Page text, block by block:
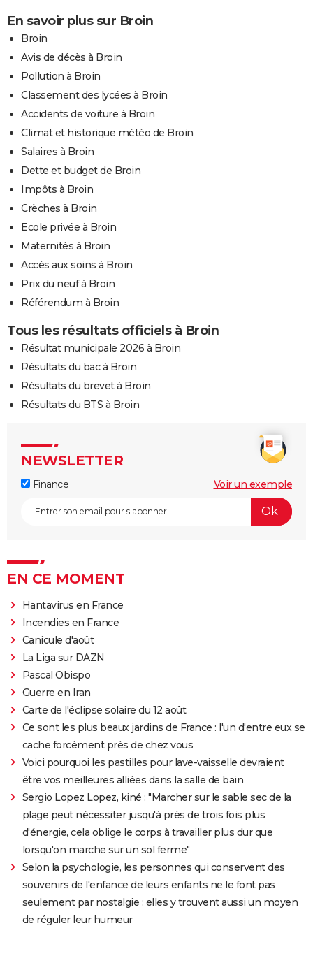
En savoir plus sur Broin
Broin
Avis de décès à Broin
Pollution à Broin
Classement des lycées à Broin
Accidents de voiture à Broin
Climat et historique météo de Broin
Salaires à Broin
Dette et budget de Broin
Impôts à Broin
Crèches à Broin
Ecole privée à Broin
Maternités à Broin
Accès aux soins à Broin
Prix du neuf à Broin
Référendum à Broin
Tous les résultats officiels à Broin
Résultat municipale 2026 à Broin
Résultats du bac à Broin
Résultats du brevet à Broin
Résultats du BTS à Broin
NEWSLETTER
Finance Voir un exemple
EN CE MOMENT
Hantavirus en France
Incendies en France
Canicule d'août
La Liga sur DAZN
Pascal Obispo
Guerre en Iran
Carte de l'éclipse solaire du 12 août
Ce sont les plus beaux jardins de France : l'un d'entre eux se
cache forcément près de chez vous
Voici pourquoi les pastilles pour lave-vaisselle devraient
être vos meilleures alliées dans la salle de bain
Sergio Lopez Lopez, kiné : "Marcher sur le sable sec de la
plage peut nécessiter jusqu'à près de trois fois plus
d'énergie, cela oblige le corps à travailler plus dur que
lorsqu'on marche sur un sol ferme"
Selon la psychologie, les personnes qui conservent des
souvenirs de l'enfance de leurs enfants ne le font pas
seulement par nostalgie : elles y trouvent aussi un moyen
de réguler leur humeur